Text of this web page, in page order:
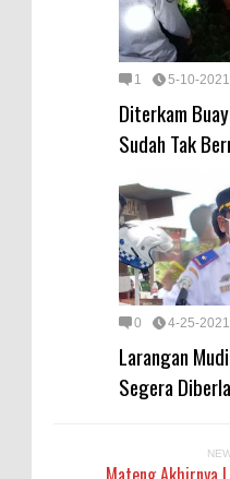
1 5-10-2021
Diterkam
Sudah Tak
0 4-25-2021
Larangan
Segera